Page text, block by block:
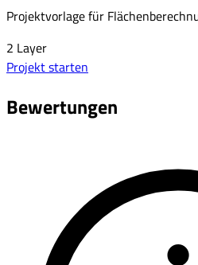
Projektvorlage für
2 Layer
Projekt starten
Bewertungen